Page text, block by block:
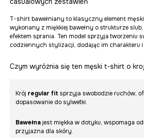
T-shirt bawełniany to klasyczny element
wykonany z miękkiej bawełny o strukturze
efektem sprania. Ten model sprzyja tworzeniu
codziennych stylizacji, dodając im charakteru i
Czym wyróżnia się ten męski t-shirt o
Krój regular fit sprzyja swobodzie ruchów,
dopasowanie do sylwetki.
Bawełnajest miękka w dotyku, wspomaga
przyjazna dla skóry.